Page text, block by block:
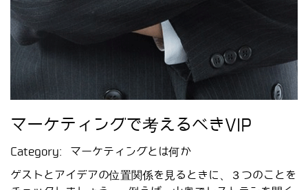
マーケティングで考えるべきVIP
Category: マーケティングとは何か
ゲストとアイデアの位置関係を見るときに、３つのことを